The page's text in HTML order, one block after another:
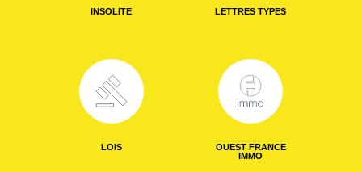
INSOLITE LETTRES TYPES
LOIS
OUEST FRANCE
IMMO